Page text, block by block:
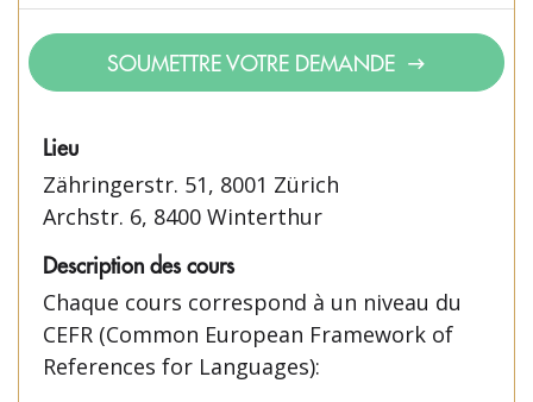
SOUMETTRE VOTRE DEMANDE
Lieu
Zähringerstr. 51, 8001 Zürich
Archstr. 6, 8400 Winterthur
Description des cours
Chaque cours correspond à un niveau du
CEFR (Common European Framework of
References for Languages):